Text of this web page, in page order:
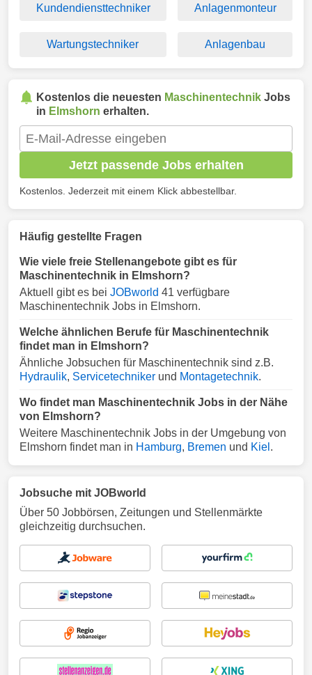
Kundendiensttechniker Anlagenmonteur
Wartungstechniker Anlagenbau
Kostenlos die neuesten Maschinentechnik Jobs
in Elmshorn erhalten.
Jetzt passende Jobs erhalten
Kostenlos. Jederzeit mit einem Klick abbestellbar.
Häufig gestellte Fragen
Wie viele freie Stellenangebote gibt es für
Maschinentechnik in Elmshorn?
Aktuell gibt es bei JOBworld 41 verfügbare
Maschinentechnik Jobs in Elmshorn.
Welche ähnlichen Berufe für Maschinentechnik
findet man in Elmshorn?
Ähnliche Jobsuchen für Maschinentechnik sind z.B.
Hydraulik, Servicetechniker und Montagetechnik.
Wo findet man Maschinentechnik Jobs in der Nähe
von Elmshorn?
Weitere Maschinentechnik Jobs in der Umgebung von
Elmshorn findet man in Hamburg, Bremen und Kiel .
Jobsuche mit JOBworld
Über 50 Jobbörsen, Zeitungen und Stellenmärkte
gleichzeitig durchsuchen.